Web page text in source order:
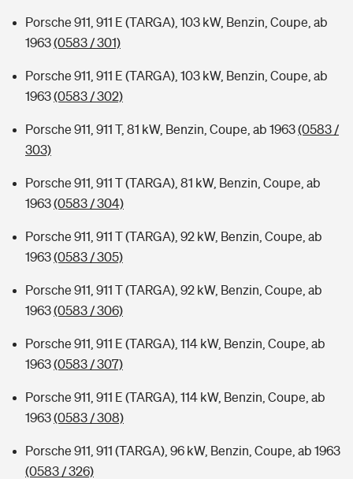
Sie haben Fragen?
Zur Übersicht
Kinderunfall-Check: Mehr Sicherheit für deine Kids
Typklassen: So ist Ihr Auto eingestuft
Sie haben Fragen?
Porsche 911, 911 E (TARGA), 103 kW, Benzin, Coupe, ab
1963(0583 / 301)
Porsche 911, 911 E (TARGA), 103 kW, Benzin, Coupe, ab
1963(0583 / 302)
Porsche 911, 911 T, 81 kW, Benzin, Coupe, ab 1963(0583 /
303)
Porsche 911, 911 T (TARGA), 81 kW, Benzin, Coupe, ab
1963(0583 / 304)
Porsche 911, 911 T (TARGA), 92 kW, Benzin, Coupe, ab
1963(0583 / 305)
Porsche 911, 911 T (TARGA), 92 kW, Benzin, Coupe, ab
1963(0583 / 306)
Porsche 911, 911 E (TARGA), 114 kW, Benzin, Coupe, ab
1963(0583 / 307)
Porsche 911, 911 E (TARGA), 114 kW, Benzin, Coupe, ab
1963(0583 / 308)
Porsche 911, 911 (TARGA), 96 kW, Benzin, Coupe, ab 1963
(0583 / 326)